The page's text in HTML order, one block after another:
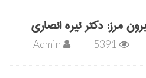
مرز: دکتر نیره انصاری
5391
Admin